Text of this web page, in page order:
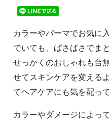
カラーやパーマでお気に
でいても、ぱさぱさでま
せっかくのおしゃれも台
せてスキンケアを変える
てヘアケアにも気を配っ
カラーやダメージによっ